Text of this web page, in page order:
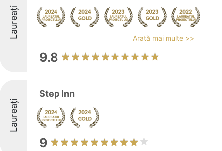
Laureați Arată mai multe >>
9.8
Laureați
Step Inn
9